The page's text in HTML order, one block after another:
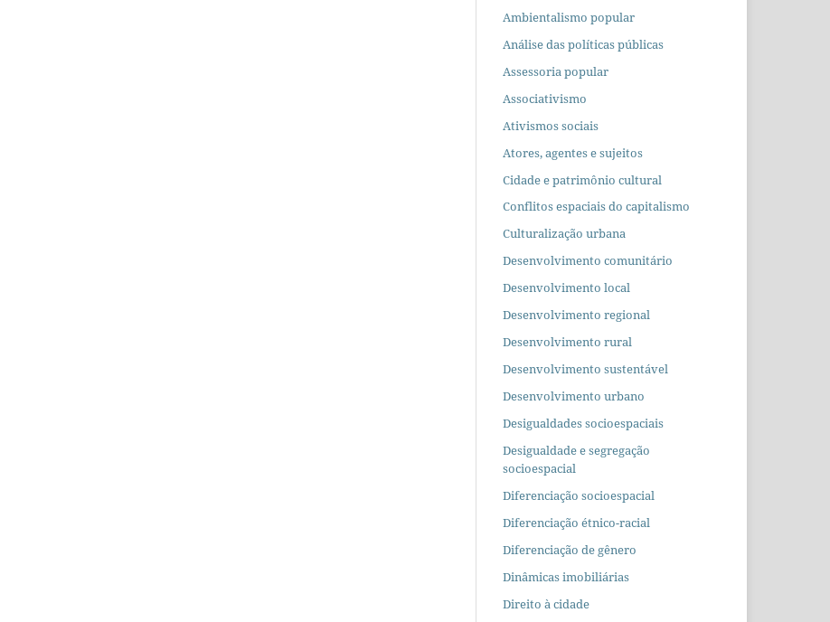
Ambientalismo popular
Análise das políticas públicas
Assessoria popular
Associativismo
Ativismos sociais
Atores, agentes e sujeitos
Cidade e patrimônio cultural
Conflitos espaciais do capitalismo
Culturalização urbana
Desenvolvimento comunitário
Desenvolvimento local
Desenvolvimento regional
Desenvolvimento rural
Desenvolvimento sustentável
Desenvolvimento urbano
Desigualdades socioespaciais
Desigualdade e segregação
socioespacial
Diferenciação socioespacial
Diferenciação étnico-racial
Diferenciação de gênero
Dinâmicas imobiliárias
Direito à cidade